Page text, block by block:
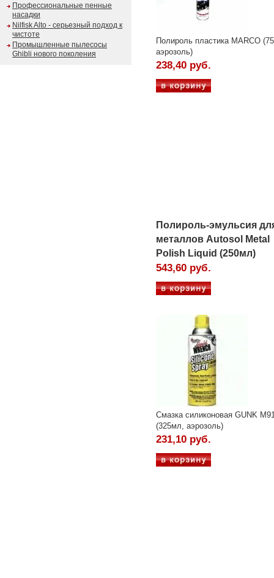
Профессиональные пенные
насадки
Nilfisk Alto - серьезный подход к
чистоте
Промышленные пылесосы
Ghibli нового поколения
Полироль пластика MARCO
аэрозоль)
238,40 руб.
Полироль-эмульсия
металлов Autosol Metal
Polish Liquid (250мл)
543,60 руб.
Смазка силиконовая GUNK
(325мл, аэрозоль)
231,10 руб.